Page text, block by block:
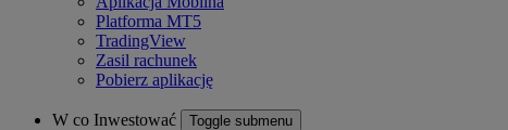
Platforma MT5
TradingView
Zasil rachunek
Pobierz aplikację
W co Inwestować Toggle submenu